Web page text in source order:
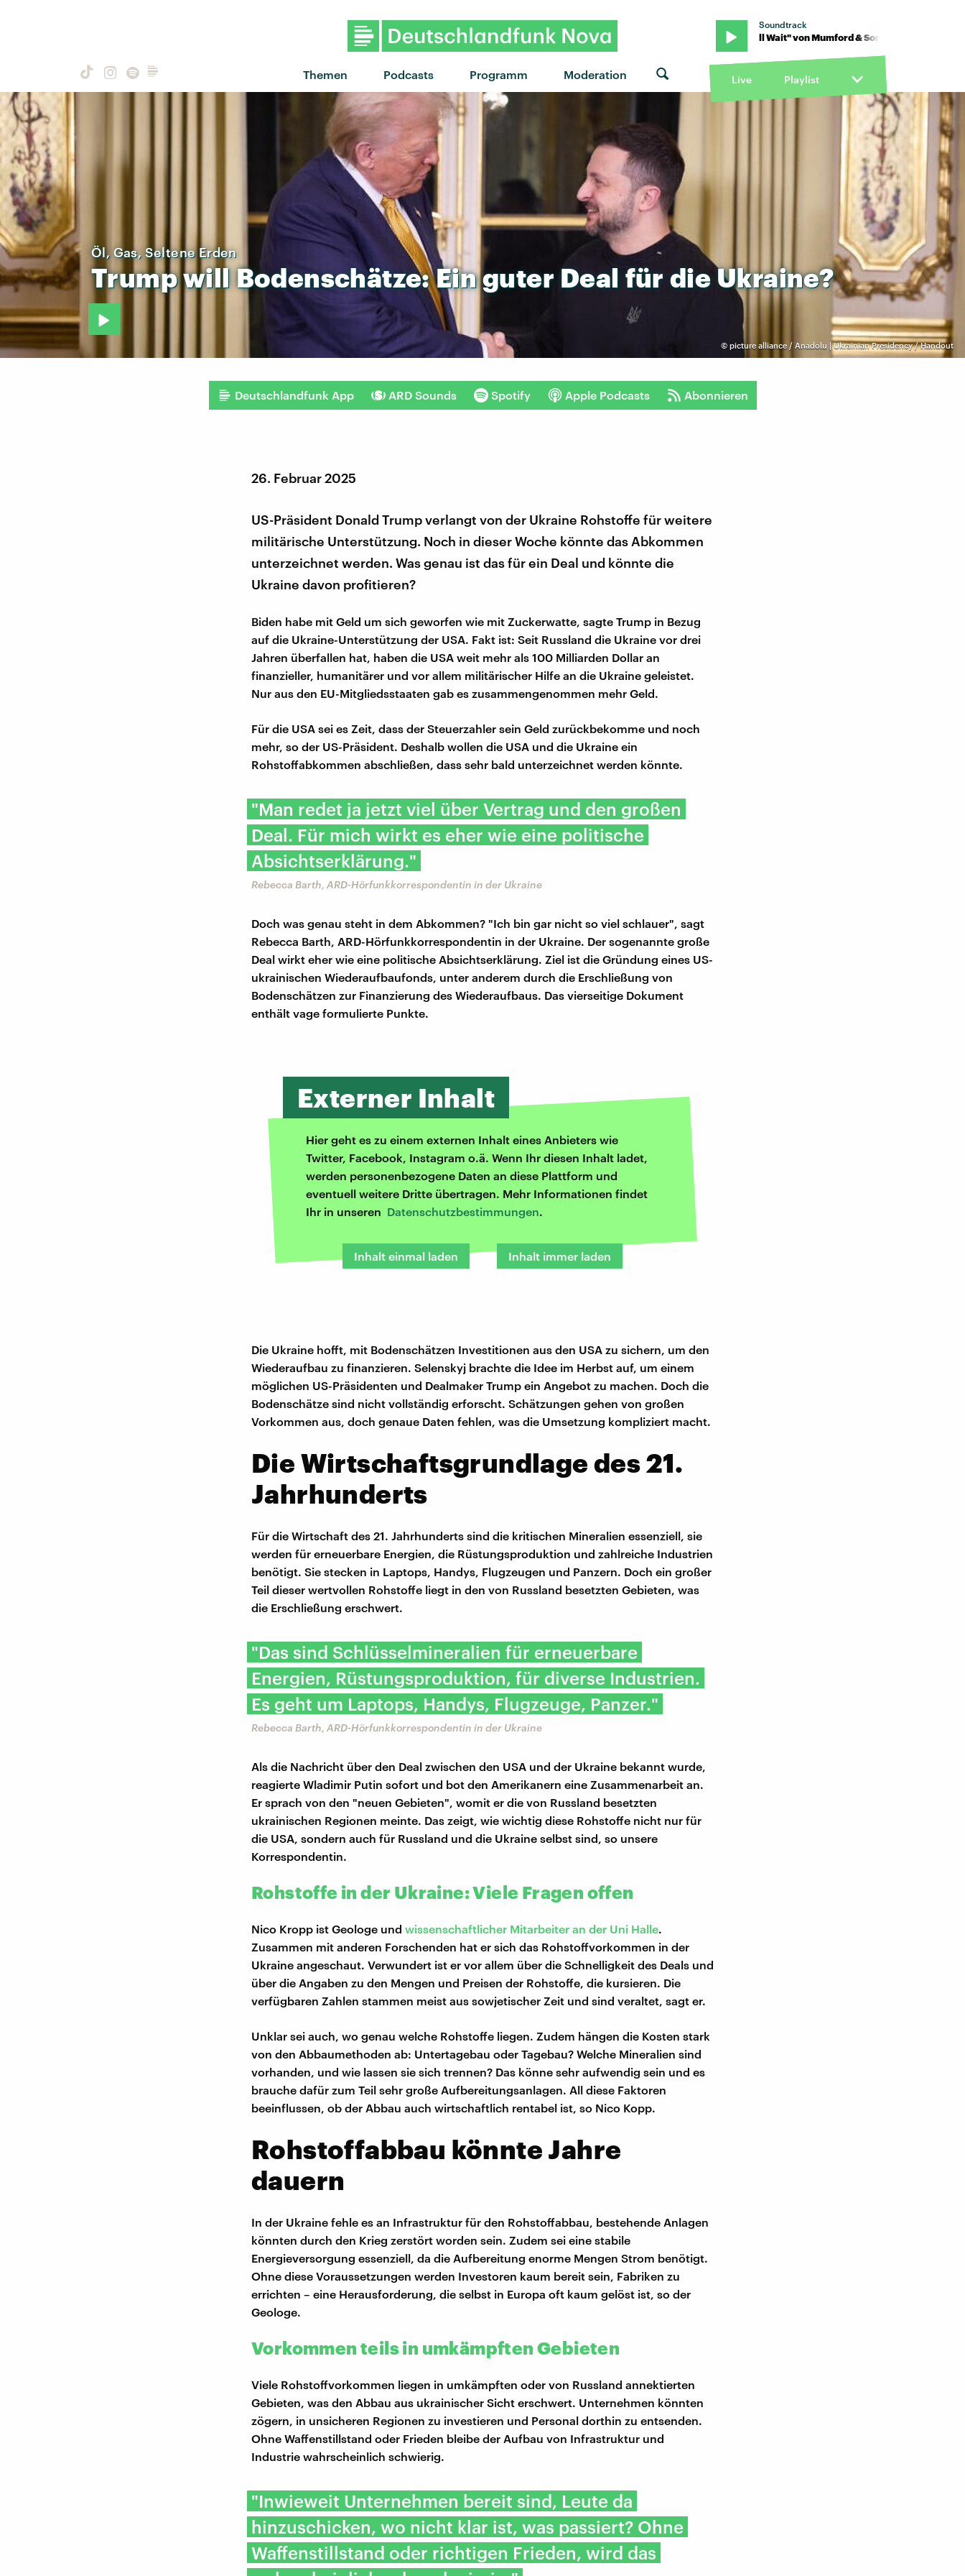
Themen Podcasts Programm Moderation
Soundtrack
"I Will Wait" von Mumford & Sons · "I Will Wait" von Mumford & Sons · "I Will Wait" von
Live Playlist
© picture alliance / Anadolu | Ukrainian Presidency / Handout
Öl, Gas, Seltene Erden
TrumpwillBodenschätze:Einguter Deal für dieUkraine?
Deutschlandfunk App ARD Sounds Spotify Apple Podcasts Abonnieren
26. Februar 2025
US-Präsident Donald Trump verlangt von der Ukraine Rohstoffe für weitere
militärische Unterstützung. Noch in dieser Woche könnte das Abkommen
unterzeichnet werden. Was genau ist das für ein Deal und könnte die
Ukraine davon profitieren?
Biden habe mit Geld um sich geworfen wie mit Zuckerwatte, sagte Trump in Bezug
auf die Ukraine-Unterstützung der USA. Fakt ist: Seit Russland die Ukraine vor drei
Jahren überfallen hat, haben die USA weit mehr als 100 Milliarden Dollar an
finanzieller, humanitärer und vor allem militärischer Hilfe an die Ukraine geleistet.
Nur aus den EU-Mitgliedsstaaten gab es zusammengenommen mehr Geld.
Für die USA sei es Zeit, dass der Steuerzahler sein Geld zurückbekomme und noch
mehr, so der US-Präsident. Deshalb wollen die USA und die Ukraine ein
Rohstoffabkommen abschließen, dass sehr bald unterzeichnet werden könnte.
"Man redet ja jetzt viel über Vertrag und den großen
Deal. Für mich wirkt es eher wie eine politische
Absichtserklärung."
Rebecca Barth, ARD-Hörfunkkorrespondentin in der Ukraine
Doch was genau steht in dem Abkommen? "Ich bin gar nicht so viel schlauer", sagt
Rebecca Barth, ARD-Hörfunkkorrespondentin in der Ukraine. Der sogenannte große
Deal wirkt eher wie eine politische Absichtserklärung. Ziel ist die Gründung eines US-
ukrainischen Wiederaufbaufonds, unter anderem durch die Erschließung von
Bodenschätzen zur Finanzierung des Wiederaufbaus. Das vierseitige Dokument
enthält vage formulierte Punkte.
Externer Inhalt
Hier geht es zu einem externen Inhalt eines Anbieters wie
Twitter, Facebook, Instagram o.ä. Wenn Ihr diesen Inhalt ladet,
werden personenbezogene Daten an diese Plattform und
eventuell weitere Dritte übertragen. Mehr Informationen findet
Ihr in unseren Datenschutzbestimmungen.
Inhalt einmal laden Inhalt immer laden
Die Ukraine hofft, mit Bodenschätzen Investitionen aus den USA zu sichern, um den
Wiederaufbau zu finanzieren. Selenskyj brachte die Idee im Herbst auf, um einem
möglichen US-Präsidenten und Dealmaker Trump ein Angebot zu machen. Doch die
Bodenschätze sind nicht vollständig erforscht. Schätzungen gehen von großen
Vorkommen aus, doch genaue Daten fehlen, was die Umsetzung kompliziert macht.
Die Wirtschaftsgrundlage des 21.
Jahrhunderts
Für die Wirtschaft des 21. Jahrhunderts sind die kritischen Mineralien essenziell, sie
werden für erneuerbare Energien, die Rüstungsproduktion und zahlreiche Industrien
benötigt. Sie stecken in Laptops, Handys, Flugzeugen und Panzern. Doch ein großer
Teil dieser wertvollen Rohstoffe liegt in den von Russland besetzten Gebieten, was
die Erschließung erschwert.
"Das sind Schlüsselmineralien für erneuerbare
Energien, Rüstungsproduktion, für diverse Industrien.
Es geht um Laptops, Handys, Flugzeuge, Panzer."
Rebecca Barth, ARD-Hörfunkkorrespondentin in der Ukraine
Als die Nachricht über den Deal zwischen den USA und der Ukraine bekannt wurde,
reagierte Wladimir Putin sofort und bot den Amerikanern eine Zusammenarbeit an.
Er sprach von den "neuen Gebieten", womit er die von Russland besetzten
ukrainischen Regionen meinte. Das zeigt, wie wichtig diese Rohstoffe nicht nur für
die USA, sondern auch für Russland und die Ukraine selbst sind, so unsere
Korrespondentin.
Rohstoffe in der Ukraine: Viele Fragen offen
Nico Kropp ist Geologe und wissenschaftlicher Mitarbeiter an der Uni Halle.
Zusammen mit anderen Forschenden hat er sich das Rohstoffvorkommen in der
Ukraine angeschaut. Verwundert ist er vor allem über die Schnelligkeit des Deals und
über die Angaben zu den Mengen und Preisen der Rohstoffe, die kursieren. Die
verfügbaren Zahlen stammen meist aus sowjetischer Zeit und sind veraltet, sagt er.
Unklar sei auch, wo genau welche Rohstoffe liegen. Zudem hängen die Kosten stark
von den Abbaumethoden ab: Untertagebau oder Tagebau? Welche Mineralien sind
vorhanden, und wie lassen sie sich trennen? Das könne sehr aufwendig sein und es
brauche dafür zum Teil sehr große Aufbereitungsanlagen. All diese Faktoren
beeinflussen, ob der Abbau auch wirtschaftlich rentabel ist, so Nico Kopp.
Rohstoffabbau könnte Jahre
dauern
In der Ukraine fehle es an Infrastruktur für den Rohstoffabbau, bestehende Anlagen
könnten durch den Krieg zerstört worden sein. Zudem sei eine stabile
Energieversorgung essenziell, da die Aufbereitung enorme Mengen Strom benötigt.
Ohne diese Voraussetzungen werden Investoren kaum bereit sein, Fabriken zu
errichten – eine Herausforderung, die selbst in Europa oft kaum gelöst ist, so der
Geologe.
Vorkommen teils in umkämpften Gebieten
Viele Rohstoffvorkommen liegen in umkämpften oder von Russland annektierten
Gebieten, was den Abbau aus ukrainischer Sicht erschwert. Unternehmen könnten
zögern, in unsicheren Regionen zu investieren und Personal dorthin zu entsenden.
Ohne Waffenstillstand oder Frieden bleibe der Aufbau von Infrastruktur und
Industrie wahrscheinlich schwierig.
"Inwieweit Unternehmen bereit sind, Leute da
hinzuschicken, wo nicht klar ist, was passiert? Ohne
Waffenstillstand oder richtigen Frieden, wird das